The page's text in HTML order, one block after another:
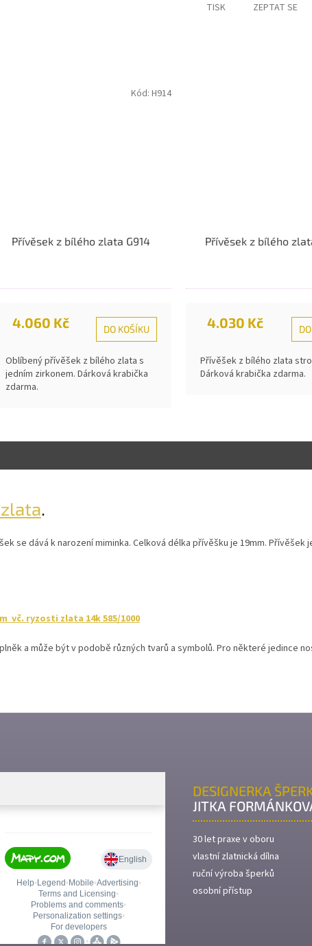
TISK ZEPTAT SE
Přívěsek z bílého zlata G914
4.060 Kč DO KOŠÍKU
Oblíbený přívěšek z bílého zlata s
jedním zirkonem. Dárková krabička
zdarma.
Kód: H914
Přívěsek z bílého
4.030 Kč
Přívěšek z bílého zlata
Dárková krabička zdarma.
.
se dává k narození miminka. Celková délka přívěšku je 19mm. Přívěšek
vč. ryzosti zlata 14k 585/1000
a může být v podobě různých tvarů a symbolů. Pro některé jedince
DESIGNERKA
JITKA
30 let praxe v oboru
vlastní zlatnická dílna
ruční výroba šperků
osobní přístup